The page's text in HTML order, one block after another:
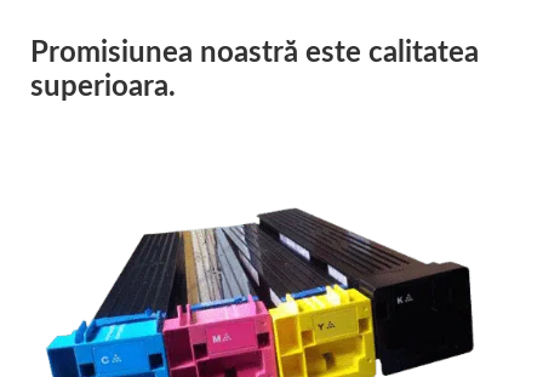
Promisiunea noastră este calitatea
superioara.